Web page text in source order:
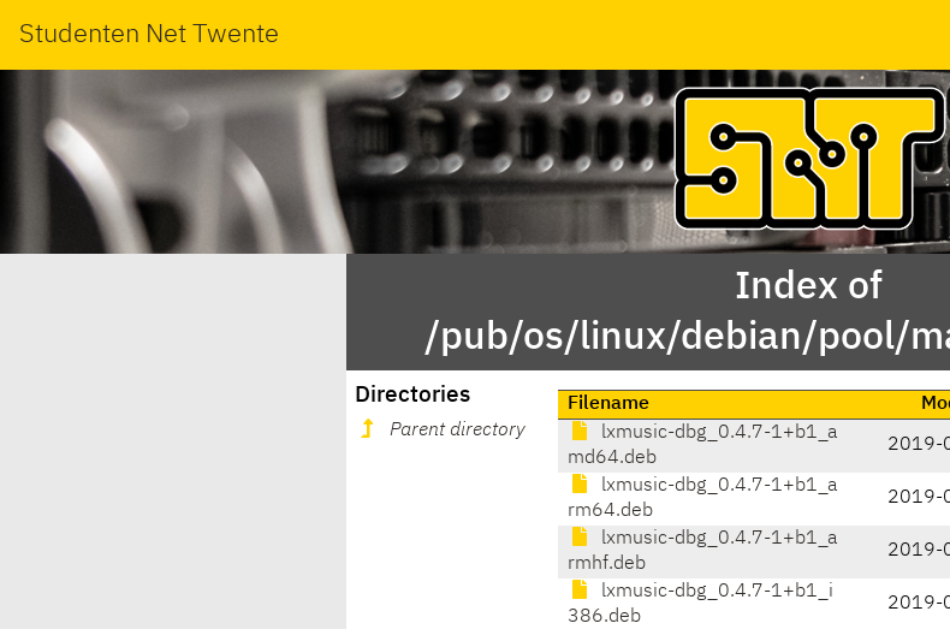
Studenten Net Twente
Index of
/pub/os/linux/debian/pool/
Directories
Parent directory
Filename
lxmusic-dbg_0.4.7-1+b1_a
md64.deb
2019-
lxmusic-dbg_0.4.7-1+b1_a
rm64.deb
2019-
lxmusic-dbg_0.4.7-1+b1_a
rmhf.deb
2019-
lxmusic-dbg_0.4.7-1+b1_i
386.deb
2019-